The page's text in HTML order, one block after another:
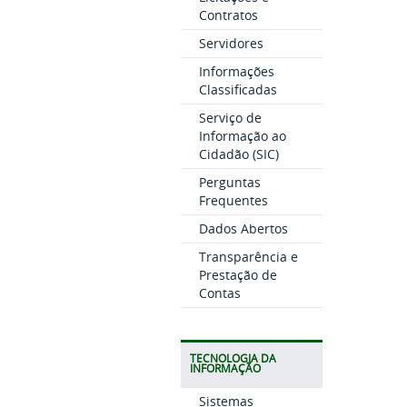
Contratos
Servidores
Informações
Classificadas
Serviço de
Informação ao
Cidadão (SIC)
Perguntas
Frequentes
Dados Abertos
Transparência e
Prestação de
Contas
TECNOLOGIA DA
INFORMAÇÃO
Sistemas